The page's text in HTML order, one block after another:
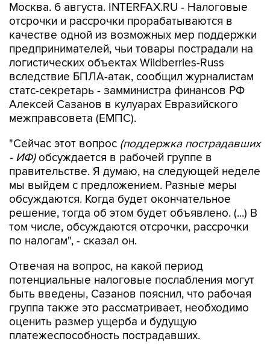
Москва. 6 августа. INTERFAX.RU - Налоговые
отсрочки и рассрочки прорабатываются в
качестве одной из возможных мер поддержки
предпринимателей, чьи товары пострадали на
логистических объектах Wildberries-Russ
вследствие БПЛА-атак, сообщил журналистам
статс-секретарь - замминистра финансов РФ
Алексей Сазанов в кулуарах Евразийского
межправсовета (ЕМПС).
"Сейчас этот вопрос (поддержка пострадавших
- ИФ)обсуждается в рабочей группе в
правительстве. Я думаю, на следующей неделе
мы выйдем с предложением. Разные меры
обсуждаются. Когда будет окончательное
решение, тогда об этом будет объявлено. (...) В
том числе, обсуждаются отсрочки, рассрочки
по налогам", - сказал он.
Отвечая на вопрос, на какой период
потенциальные налоговые послабления могут
быть введены, Сазанов пояснил, что рабочая
группа также это рассматривает, необходимо
оценить размер ущерба и будущую
платежеспособность пострадавших.